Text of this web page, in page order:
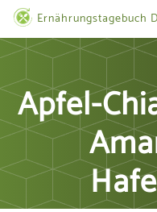
Ernährungstagebuch
Apfel-